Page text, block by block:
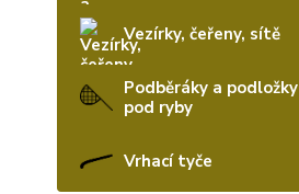
Vezírky, čeřeny, sítě
Podběráky a podložky
pod ryby
Vrhací tyče